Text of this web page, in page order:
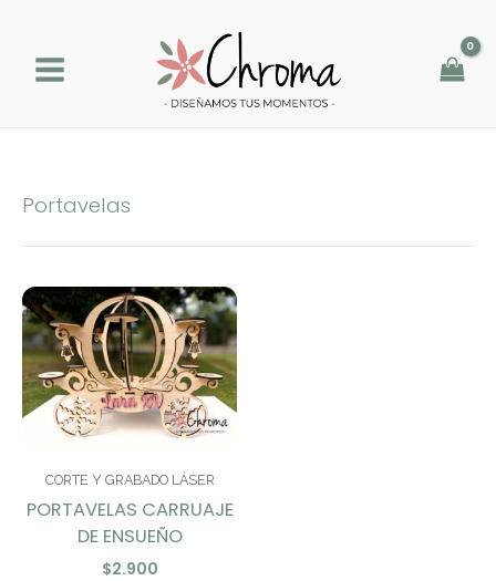
contenido
Portavelas
CORTE Y GRABADO LÁSER
PORTAVELAS CARRUAJE
DE ENSUEÑO
$2.900